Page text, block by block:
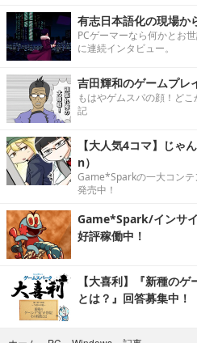
有志日本語化の現場か
PCゲーマーなら何かとお
に連続インタビュー。
吉田輝和のゲームプレ
もはやゲムスパの顔！ど
記
【大人気4コマ】じ
n）
Game*Sparkの一大コン
発売中！
Game*Spark/インサ
好評稼働中！
【大喜利】『新種の
とは？』回答募集中！